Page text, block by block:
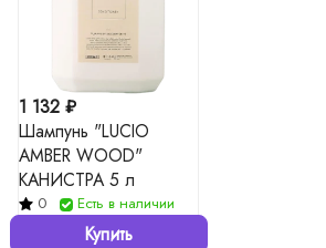
1 132 ₽
Шампунь "LUCIO
AMBER WOOD"
КАНИСТРА 5 л
0 Есть в наличии
Купить